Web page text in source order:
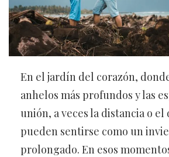
En el jardín del corazón,
anhelos más profundos y las
unión, a veces la distancia o
pueden sentirse como un
prolongado. En esos